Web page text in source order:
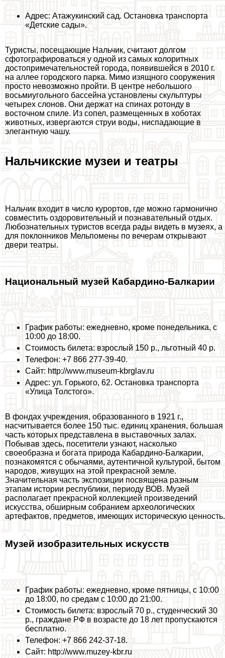
Адрес: Атажукинский сад. Остановка трaнcпорта
«Детские сады».
Туристы, посещающие Нальчик, считают долгом
сфотографироваться у одной из самых колоритных
достопримечательностей города, появившейся в 2010 г.
на аллее городского парка. Мимо изящного сооружения
просто невозможно пройти. В центре небольшого
восьмиугольного бассейна установлены скульптуры
четырех слонов. Они держат на спинах ротонду в
восточном спиле. Из сопел, размещенных в хоботах
животных, извергаются струи воды, ниспадающие в
элегантную чашу.
Нальчикские музеи и театры
Нальчик входит в число курортов, где можно гармонично
совместить оздоровительный и познавательный отдых.
Любознательных туристов всегда рады видеть в музеях, а
для поклонников Мельпомены по вечерам открывают
двери театры.
Национальный музей Кабардино-Балкарии
График работы: ежедневно, кроме понедельника, с
10:00 до 18:00.
Стоимость билета: взрослый 150 р., льготный 40 р.
Телефон: +7 866 277-39-40.
Сайт: http://www.museum-kbrglav.ru
Адрес: ул. Горького, 62. Остановка трaнcпорта
«Улица Толстого».
В фондах учреждения, образованного в 1921 г.,
насчитывается более 150 тыс. единиц хранения, большая
часть которых представлена в выставочных залах.
Побывав здесь, посетители узнают, насколько
своеобразна и богата природа Кабардино-Балкарии,
познакомятся с обычаями, аутентичной культурой, бытом
народов, живущих на этой прекрасной земле.
Значительная часть экспозиции посвящена разным
этапам истории республики, периоду ВОВ. Музей
располагает прекрасной коллекцией произведений
искусства, обширным собранием археологических
артефактов, предметов, имеющих историческую ценность.
Музей изобразительных искусств
График работы: ежедневно, кроме пятницы, с 10:00
до 18:00, по средам с 10:00 до 21:00.
Стоимость билета: взрослый 70 р., студенческий 30
р., граждане РФ в возрасте до 18 лет пропускаются
бесплатно.
Телефон: +7 866 242-37-18.
Сайт: http://www.muzey-kbr.ru